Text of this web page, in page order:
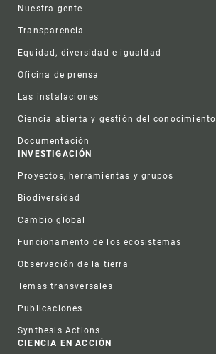
Nuestra gente
Transparencia
Equidad, diversidad e igualdad
Oficina de prensa
Las instalaciones
Ciencia abierta y gestión del conocimiento
Documentación
INVESTIGACIÓN
Proyectos, herramientas y grupos
Biodiversidad
Cambio global
Funcionamento de los ecosistemas
Observación de la tierra
Temas transversales
Publicaciones
Synthesis Actions
CIENCIA EN ACCIÓN